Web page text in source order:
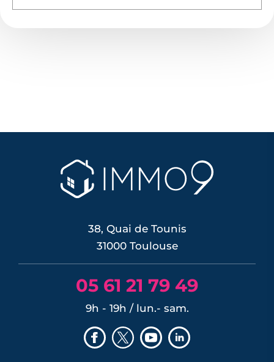
38, Quai de Tounis
31000 Toulouse
05 61 21 79 49
9h - 19h / lun.- sam.